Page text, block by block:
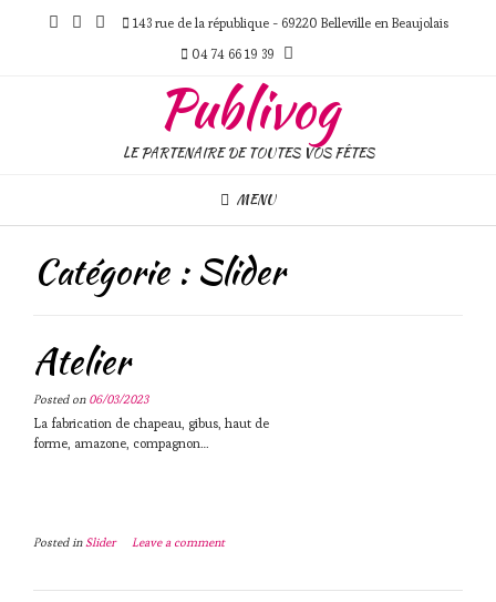
143 rue de la république - 69220 Belleville en Beaujolais
04 74 66 19 39
Publivog
LE PARTENAIRE DE TOUTES VOS FÊTES
MENU
Catégorie :Slider
Atelier
Posted on 06/03/2023
La fabrication de chapeau, gibus, haut de
forme, amazone, compagnon…
Posted inSlider Leave a comment